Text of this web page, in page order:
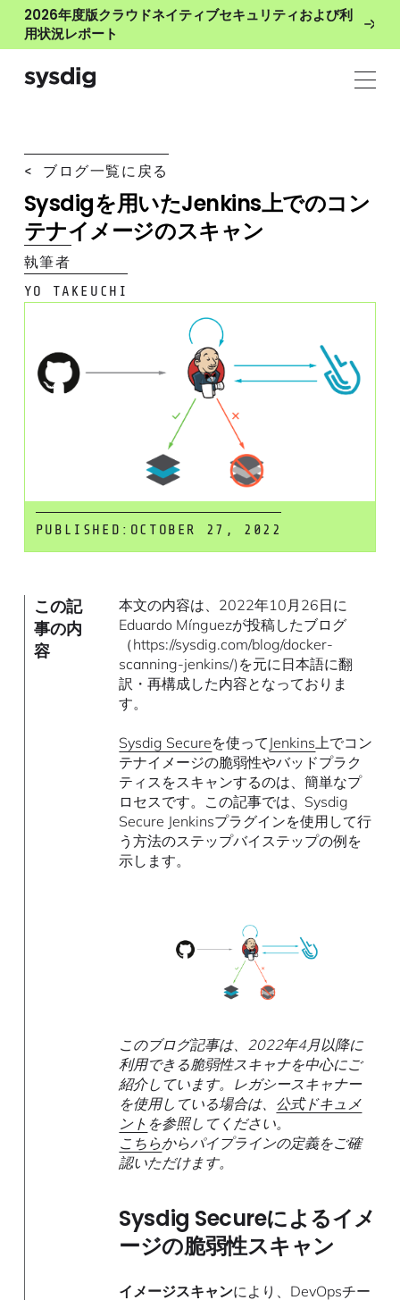
2026年度版クラウドネイティブセキュリティおよび利
用状況レポート
< ブログ一覧に戻る
Sysdigを用いたJenkins上でのコン
テナイメージのスキャン
執筆者
YO TAKEUCHI
PUBLISHED: OCTOBER 27, 2022
この記
事の内
容
本文の内容は、2022年10月26日に
Eduardo Mínguezが投稿したブログ
（https://sysdig.com/blog/docker-
scanning-jenkins/)を元に日本語に翻
訳・再構成した内容となっておりま
す。
Sysdig Secureを使って Jenkins上でコン
テナイメージの脆弱性やバッドプラク
ティスをスキャンするのは、簡単なプ
ロセスです。この記事では、Sysdig
Secure Jenkinsプラグインを使用して行
う方法のステップバイステップの例を
示します。
このブログ記事は、2022年4月以降に
利用できる脆弱性スキャナを中心にご
紹介しています。レガシースキャナー
を使用している場合は、 公式ドキュメ
ント を参照してください。
こちらからパイプラインの定義をご確
認いただけます。
Sysdig Secureによるイメ
ージの脆弱性スキャン
イメージスキャンにより、DevOpsチー